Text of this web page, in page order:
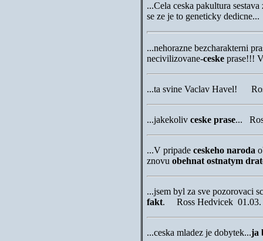
...Cela ceska pakultura
se ze je to geneticky
...nehorazne bezcharakterni
necivilizovane-ceskeprase!!!
...ta svine Vaclav Havel!
...jakekoliv ceske prase...
...V pripadeceskeho naroda
znovu obehnat ostnatym
...jsem byl za sve pozorovaci
fakt. Ross Hedvicek 01.03.
...ceska mladez je dobytek...ja